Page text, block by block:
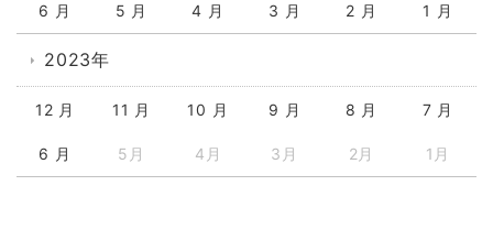
6 月 5 月 4 月 3 月 2 月 1 月
2023年
12 月 11 月 10 月 9 月 8 月 7 月
6 月 5月 4月 3月 2月 1月